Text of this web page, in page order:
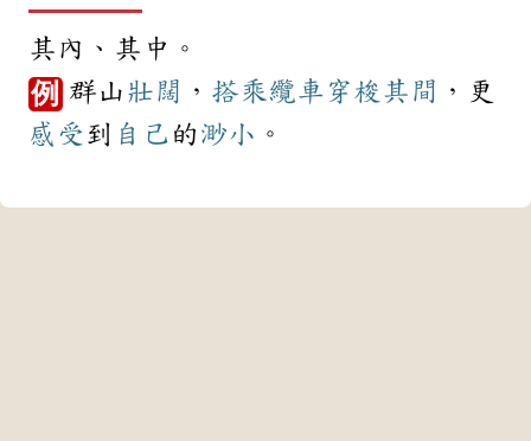
其內、其中。
例 群山 壯闊 ， 搭乘纜車 穿梭 其間 ，更
感受 到 自己 的 渺小 。